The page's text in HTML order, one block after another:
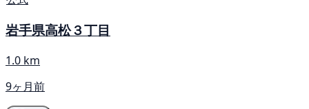
岩手県高松３丁目
1.0 km
9ヶ月前